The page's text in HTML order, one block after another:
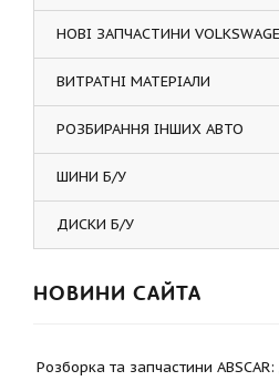
НОВІ ЗАПЧАСТИНИ
ВИТРАТНІ МАТЕРІАЛИ
РОЗБИРАННЯ ІНШИХ АВТО
ШИНИ Б/У
ДИСКИ Б/У
НОВИНИ САЙТА
Розборка та запчастини